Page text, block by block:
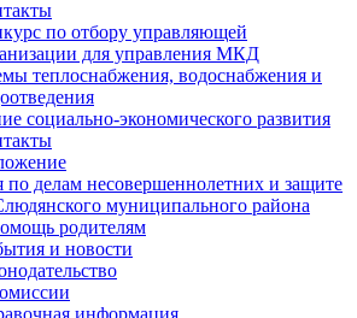
по отбору управляющей
для управления МКД
теплоснабжения, водоснабжения и
социально-экономического развития
по делам несовершеннолетних и защите
муниципального района
родителям
и новости
информация